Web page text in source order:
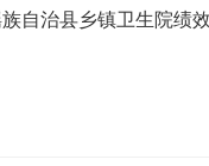
自治县乡镇卫生院